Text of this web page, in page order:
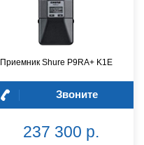
Приемник Shure P9RA+ K1E
Звоните
237 300 р.